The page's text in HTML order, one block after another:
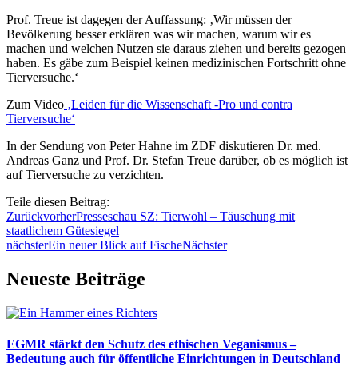
Prof. Treue ist dagegen der Auffassung: ‚Wir müssen der
Bevölkerung besser erklären was wir machen, warum wir es
machen und welchen Nutzen sie daraus ziehen und bereits gezogen
haben. Es gäbe zum Beispiel keinen medizinischen Fortschritt ohne
Tierversuche.‘
Zum Video ‚Leiden für die Wissenschaft -Pro und contra
Tierversuche‘
In der Sendung von Peter Hahne im ZDF diskutieren Dr. med.
Andreas Ganz und Prof. Dr. Stefan Treue darüber, ob es möglich ist
auf Tierversuche zu verzichten.
Teile diesen Beitrag:
ZurückvorherPresseschau SZ: Tierwohl – Täuschung mit
staatlichem Gütesiegel
nächsterEin neuer Blick auf FischeNächster
Neueste Beiträge
EGMR stärkt den Schutz des ethischen Veganismus –
Bedeutung auch für öffentliche Einrichtungen in Deutschland